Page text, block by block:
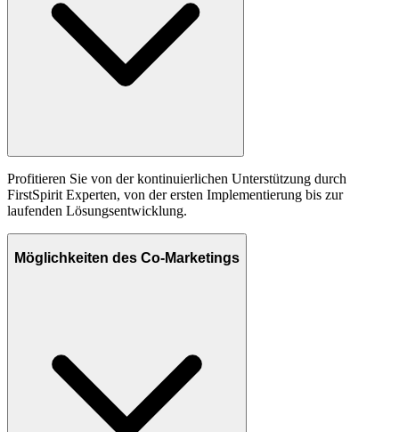
Profitieren Sie von der kontinuierlichen Unterstützung durch
FirstSpirit Experten, von der ersten Implementierung bis zur
laufenden Lösungsentwicklung.
Möglichkeiten des Co-Marketings